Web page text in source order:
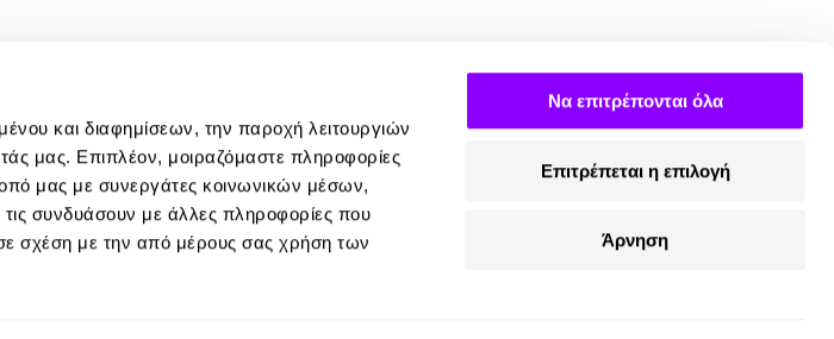
και διαφημίσεων, την παροχή λειτουργιών
μας. Επιπλέον, μοιραζόμαστε πληροφορίες
μας με συνεργάτες κοινωνικών μέσων,
συνδυάσουν με άλλες πληροφορίες που
σχέση με την από μέρους σας χρήση των
Να επιτρέπονται όλα
Επιτρέπεται η επιλογή
Άρνηση